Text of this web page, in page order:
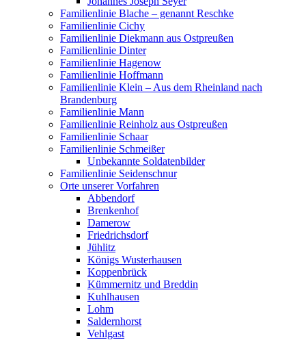
Familienlinie Blache – genannt Reschke
Familienlinie Cichy
Familienlinie Diekmann aus Ostpreußen
Familienlinie Dinter
Familienlinie Hagenow
Familienlinie Hoffmann
Familienlinie Klein – Aus dem Rheinland nach
Brandenburg
Familienlinie Mann
Familienlinie Reinholz aus Ostpreußen
Familienlinie Schaar
Familienlinie Schmeißer
Unbekannte Soldatenbilder
Familienlinie Seidenschnur
Orte unserer Vorfahren
Abbendorf
Brenkenhof
Damerow
Friedrichsdorf
Jühlitz
Königs Wusterhausen
Koppenbrück
Kümmernitz und Breddin
Kuhlhausen
Lohm
Saldernhorst
Vehlgast